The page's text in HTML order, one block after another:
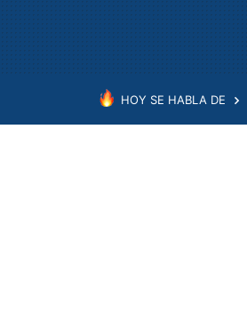
HOY SE HABLA DE